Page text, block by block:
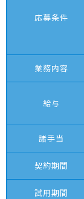
応募条件
業務内容
給与
諸手当
契約期間
試用期間